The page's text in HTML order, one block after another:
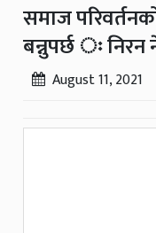
समाज
बन्नुपर्छ ः
August 11, 2021